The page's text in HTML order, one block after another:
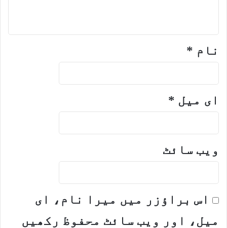
نام *
ای میل *
ویب‌ سائٹ
اس براؤزر میں میرا نام، ای
میل، اور ویب سائٹ محفوظ رکھیں